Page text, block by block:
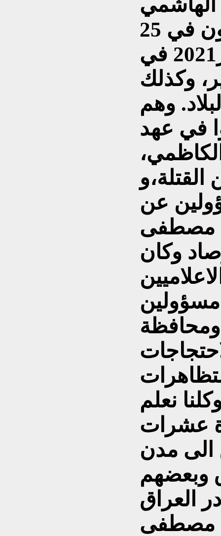
وبالامس خرج المتظاهرون في 25
تشرين الاول / اكتوبر2021 في
وكذلك
وهم
في عهد
عن
مصطفى
وكان
ومحافظة
نعلم
عشرات
الى مدن
وبعضهم
مصطفى